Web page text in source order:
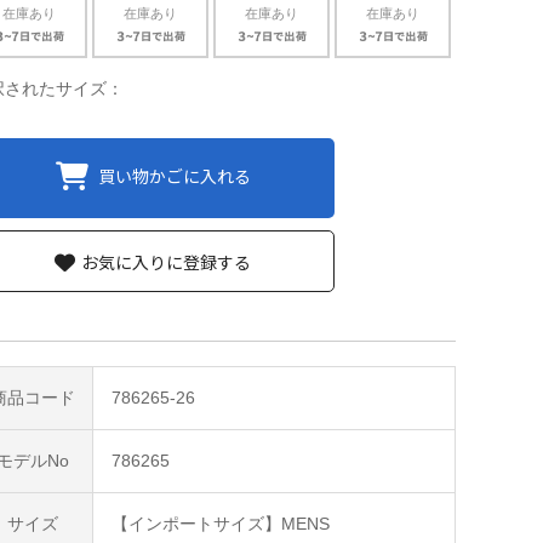
在庫あり 在庫あり 在庫あり 在庫あり
れたサイズ：
買い物かごに入れる
品コード 786265-26
デルNo 786265
サイズ 【インポートサイズ】MENS
お気に入りに登録する